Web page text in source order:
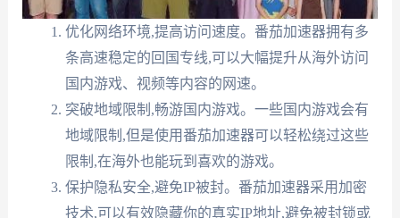
优化网络环境,提高访问速度。番茄加速器拥有多
条高速稳定的回国专线,可以大幅提升从海外访问
国内游戏、视频等内容的网速。
突破地域限制,畅游国内游戏。一些国内游戏会有
地域限制,但是使用番茄加速器可以轻松绕过这些
限制,在海外也能玩到喜欢的游戏。
保护隐私安全,避免IP被封。番茄加速器采用加密
技术,可以有效隐藏你的真实IP地址,避免被封锁或